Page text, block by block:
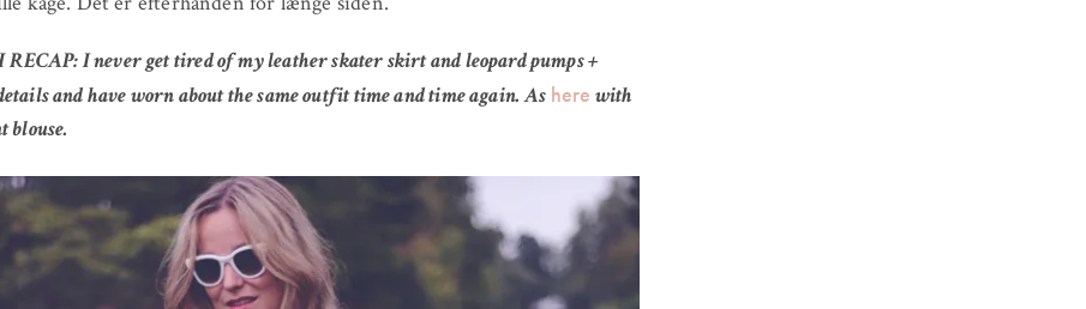
I never get tired of my leather skater skirt and leopard pumps +
and have worn about the same outfit time and time again. As here with
blouse.